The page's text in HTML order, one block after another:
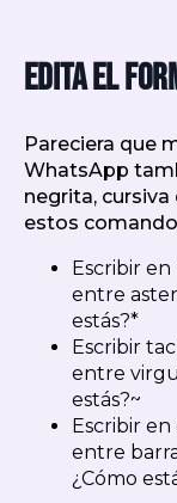
Edita el
Pareciera que
WhatsApp
negrita,
estos
Escribir
entre
estás?*
Escribir
entre
estás?~
Escribir
entre
¿Cómo